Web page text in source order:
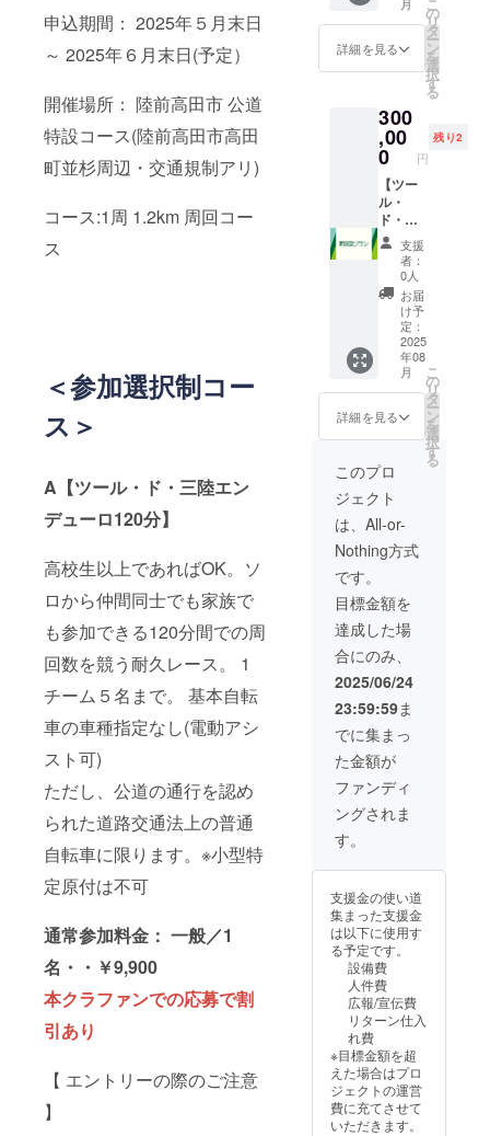
申込期間： 2025年５月末日
～ 2025年６月末日(予定）
開催場所： 陸前高田市 公道
特設コース(陸前高田市高田
町並杉周辺・交通規制アリ)
コース:1周 1.2km 周回コー
ス
＜参加選択制コー
ス＞
A【ツール・ド・三陸エン
デューロ120分】
高校生以上であればOK。ソ
ロから仲間同士でも家族で
も参加できる120分間での周
回数を競う耐久レース。 1
チーム５名まで。 基本自転
車の車種指定なし(電動アシ
スト可)
ただし、公道の通行を認め
られた道路交通法上の普通
自転車に限ります。※小型特
定原付は不可
通常参加料金： 一般／1
名・・￥9,900
本クラファンでの応募で割
引あり
【 エントリーの際のご注意
】
名：真
牡蠣
（岩手
キロ ・
保存方
法：-１
８℃以
下にて
保存
「原材
料及び
添加物
等の食
品表示
はお届
け商品
のラベ
ルに表
記され
ます。
商品開
お届け
のリ
ターン
に貼付
された
ラベル
ご確認
くださ
い。」
ス120分
通常価
格の２
０％引
き＋陸
産・大
船渡産
牡蠣
計１ｋ
ｇ ・名
称：冷
凍殻付
き牡蠣
（加熱
用） ・
原材料
名：真
牡蠣
（岩手
県産）
・内容
量：１
キロ ・
保存方
法：-１
８℃以
下にて
保存
「原材
料及び
添加物
はお届
け商品
のラベ
ルに表
記され
ます。
商品開
封前に
は必ず
お届け
のリ
ターン
に貼付
や注意
ご確認
くださ
い。」
月
詳細を見る
の
リ
タ
ー
ン
を
選
択
す
る
300
,00
0 円
残り2
【ツー
ル・
ド・三
陸エン
デュー
ロレー
ス 冠協
賛プラ
ン】
ツー
ル・
ド・三
陸エン
デュー
ロレー
スにお
ける ・
レース
名 ・
ゼッケ
ン ・ス
タート
リ旗 ・
優勝者
記念
品 等
への企
業、団
体名を
冠しま
す。
支援
者：
0人
お届
け予
定：
2025
年08
月
詳細を見る
こ
の
リ
タ
ー
ン
を
選
択
す
る
このプロ
ジェクト
は、All-or-
Nothing方式
です。
目標金額を
達成した場
合にのみ、
2025/06/24
23:59:59ま
でに集まっ
た金額が
ファンディ
ングされま
す。
支援金の使い道
集まった支援金
は以下に使用す
る予定です。
設備費
人件費
広報/宣伝費
リターン仕入
れ費
※目標金額を超
えた場合はプロ
ジェクトの運営
費に充てさせて
いただきます。